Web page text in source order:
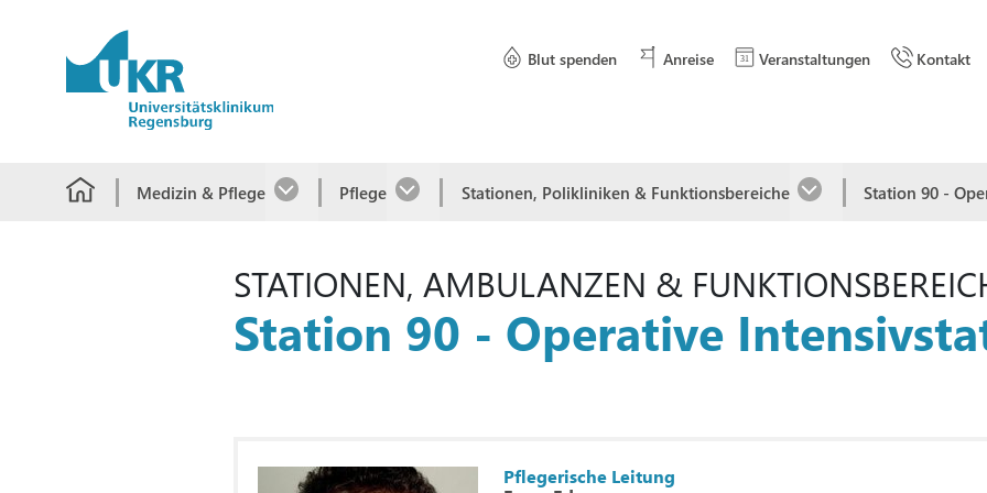
Springe zum Hauptinhalt Blut spenden Anreise Veranstaltungen Kontakt
Medizin & Pflege Pflege Stationen, Polikliniken & Funktionsbereiche Station 90 -
STATIONEN, AMBULANZEN &
Station 90 - Operative
Pflegerische Leitung